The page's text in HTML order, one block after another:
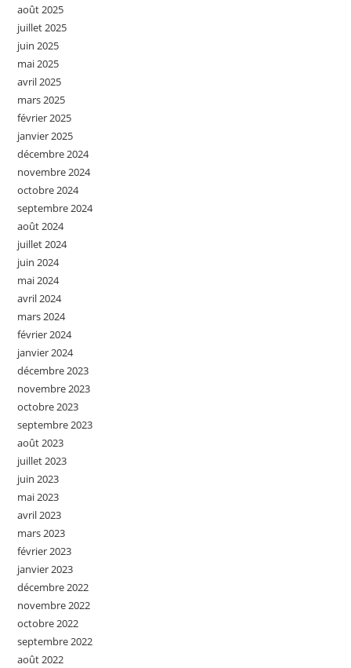
août 2025
juillet 2025
juin 2025
mai 2025
avril 2025
mars 2025
février 2025
janvier 2025
décembre 2024
novembre 2024
octobre 2024
septembre 2024
août 2024
juillet 2024
juin 2024
mai 2024
avril 2024
mars 2024
février 2024
janvier 2024
décembre 2023
novembre 2023
octobre 2023
septembre 2023
août 2023
juillet 2023
juin 2023
mai 2023
avril 2023
mars 2023
février 2023
janvier 2023
décembre 2022
novembre 2022
octobre 2022
septembre 2022
août 2022